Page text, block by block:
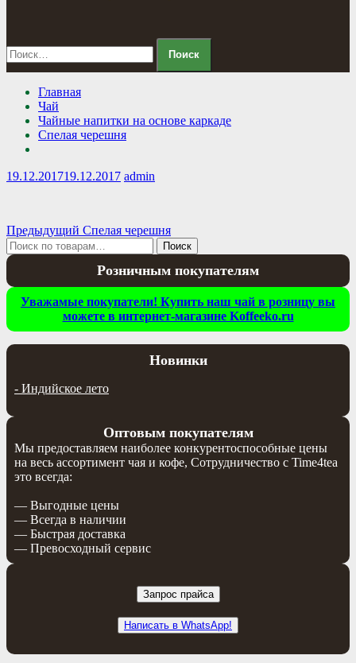
Найти:
Главная
Чай
Чайные напитки на основе каркаде
Спелая черешня
19.12.201719.12.2017 admin
Навигация
по
записям
Предыдущий Предыдущая
запись:
Спелая черешня
Искать:
Поиск
Розничным покупателям
Уважамые покупатели! Купить наш чай в розницу вы
можете в интернет-магазине Koffeeko.ru
Новинки
- Индийское лето
Оптовым покупателям
Мы предоставляем наиболее конкурентоспособные цены
на весь ассортимент чая и кофе, Сотрудничество с Time4tea
это всегда:
— Выгодные цены
— Всегда в наличии
— Быстрая доставка
— Превосходный сервис
Запрос прайса
Написать в WhatsApp!